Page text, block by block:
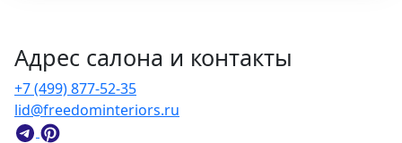
Адрес салона и контакты
+7 (499) 877-52-35
lid@freedominteriors.ru